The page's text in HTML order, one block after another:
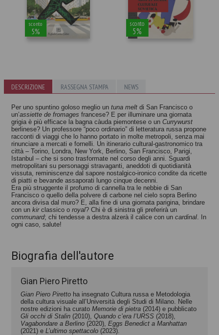
sconto
5%
Vagabondare a
Berlino
Gian Piero Piretto
sconto
5%
Quando c’era
l’URSS
Gian Piero Piretto
DESCRIZIONE RASSEGNA STAMPA NEWS
Per uno spuntino goloso meglio un tuna melt di San Francisco o
un’assiette de fromages francese? E per illuminare una giornata
grigia è più efficace la bagna càuda piemontese o un Currywurst
berlinese? Un professore “poco ordinario” di letteratura russa propone
racconti di viaggi che lo hanno portato in molte metropoli, senza mai
rinunciare a mercati e fornelli. Un itinerario cultural-gastronomico tra
città – Torino, Londra, New York, Berlino, San Francisco, Parigi,
Istanbul – che si sono trasformate nel corso degli anni. Sguardi
metropolitani su personaggi stravaganti, aneddoti di quotidianità
vissuta, reminiscenze dal sapore nostalgico-ironico condite da ricette
di piatti e bevande assaporati lungo cinque decenni.
Era più struggente il profumo di cannella tra le nebbie di San
Francisco o quello della polvere di carbone nel cielo sopra Berlino
ancora divisa dal muro? E, alla fine di una giornata parigina, brindare
con un kirclassico o royal? Chi è di sinistra gli preferirà un
communard; chi tendesse a destra alzerà il calice con un cardinal . In
ogni caso, salute!
Biografia dell'autore
Gian Piero Piretto
Gian Piero Piretto ha insegnato Cultura russa e Metodologia
della cultura visuale all’Università degli Studi di Milano. Nelle
nostre edizioni ha curato Memorie di pietra (2014) e pubblicato
Gli occhi di Stalin (2010), Quando c’era l’URSS (2018),
Vagabondare a Berlino (2020), Eggs Benedict a Manhattan
(2021) e L’ultimo spettacolo (2023).